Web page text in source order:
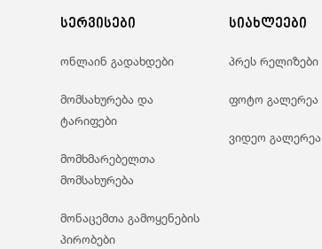
სერვისები
ონლაინ გადახდები
მომსახურება და
ტარიფები
მომხმარებელთა
მომსახურება
მონაცემთა გამოყენების
პირობები
სიახლეები
პრეს რელიზები
ფოტო გალერეა
ვიდეო გალერეა